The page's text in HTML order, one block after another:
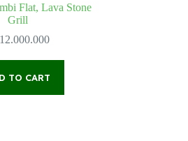
Flat, Lava Stone
Grill
12.000.000
TO CART